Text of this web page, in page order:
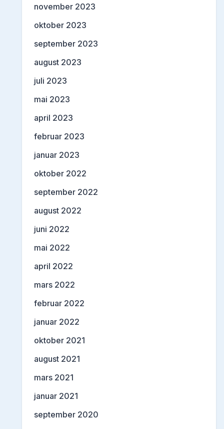
november 2023
oktober 2023
september 2023
august 2023
juli 2023
mai 2023
april 2023
februar 2023
januar 2023
oktober 2022
september 2022
august 2022
juni 2022
mai 2022
april 2022
mars 2022
februar 2022
januar 2022
oktober 2021
august 2021
mars 2021
januar 2021
september 2020